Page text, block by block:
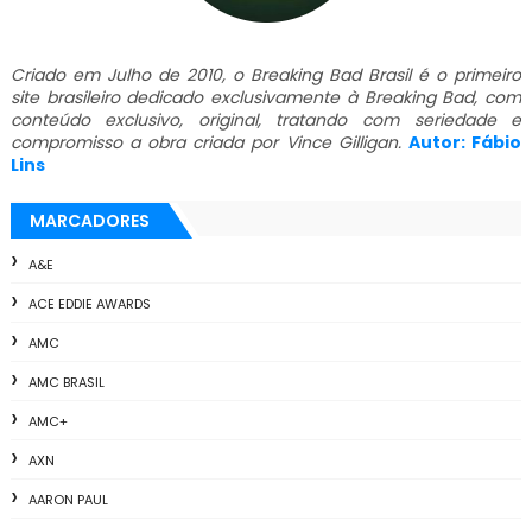
Criado em Julho de 2010, o Breaking Bad Brasil é o primeiro
site brasileiro dedicado exclusivamente à Breaking Bad, com
conteúdo exclusivo, original, tratando com seriedade e
compromisso a obra criada por Vince Gilligan. Autor: Fábio
Lins
MARCADORES
A&E
ACE EDDIE AWARDS
AMC
AMC BRASIL
AMC+
AXN
AARON PAUL